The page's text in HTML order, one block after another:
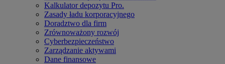
Kalkulator depozytu Pro.
Zasady ładu korporacyjnego
Doradztwo dla firm
Zrównoważony rozwój
Cyberbezpieczeństwo
Zarządzanie aktywami
Dane finansowe